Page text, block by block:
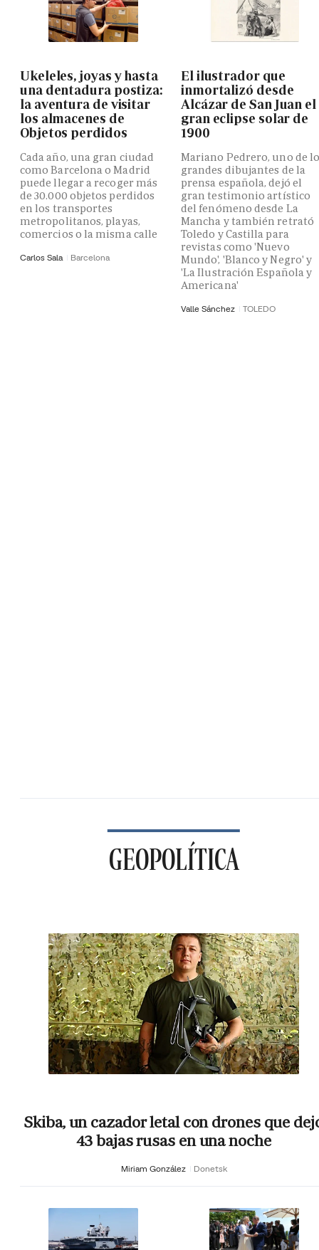
Ukeleles, joyas y hasta
una dentadura postiza:
la aventura de visitar
los almacenes de
Objetos perdidos
Cada año, una gran ciudad
como Barcelona o Madrid
puede llegar a recoger más
de 30.000 objetos perdidos
en los transportes
metropolitanos, playas,
comercios o la misma calle
Carlos Sala Barcelona
El ilustrador que
inmortalizó desde
Alcázar de San Juan el
gran eclipse solar de
1900
Mariano Pedrero, uno de
grandes dibujantes de la
prensa española, dejó el
gran testimonio artístico
del fenómeno desde La
Mancha y también retrató
Toledo y Castilla para
revistas como 'Nuevo
Mundo', 'Blanco y Negro' y
'La Ilustración Española y
Americana'
Valle Sánchez TOLEDO
GEOPOLÍTICA
Skiba, un cazador letal con drones que
43 bajas rusas en una noche
Miriam González Donetsk